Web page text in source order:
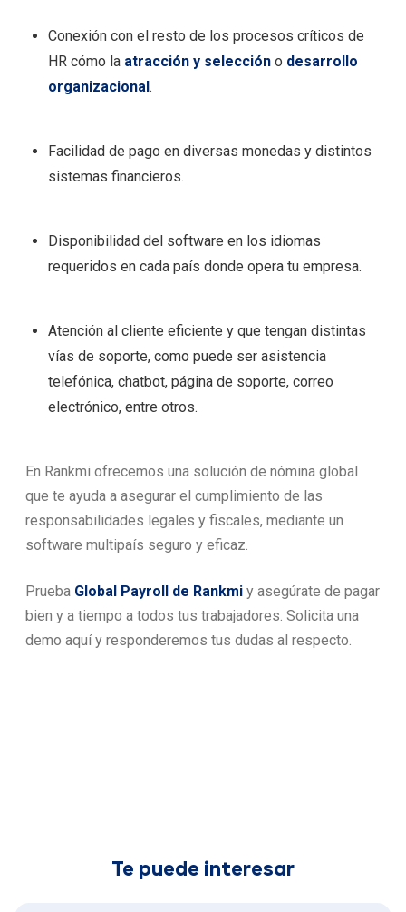
Conexión con el resto de los procesos críticos de
HR cómo la atracción y seleccióno desarrollo
organizacional .
Facilidad de pago en diversas monedas y distintos
sistemas financieros.
Disponibilidad del software en los idiomas
requeridos en cada país donde opera tu empresa.
Atención al cliente eficiente y que tengan distintas
vías de soporte, como puede ser asistencia
telefónica, chatbot, página de soporte, correo
electrónico, entre otros.
En Rankmi ofrecemos una solución de nómina global
que te ayuda a asegurar el cumplimiento de las
responsabilidades legales y fiscales, mediante un
software multipaís seguro y eficaz.
Prueba Global Payroll de Rankmi y asegúrate de pagar
bien y a tiempo a todos tus trabajadores. Solicita una
demo aquí y responderemos tus dudas al respecto.
Te puede interesar